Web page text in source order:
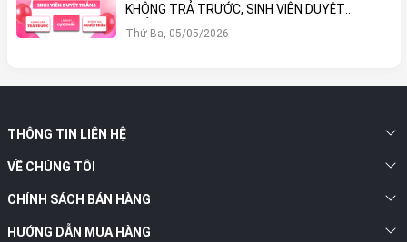
KHÔNG TRẢ TRƯỚC, SINH VIÊN DUYỆT
THẲNG!
Thứ Ba, 05/05/2026
THÔNG TIN LIÊN HỆ
VỀ CHÚNG TÔI
CHÍNH SÁCH BÁN HÀNG
HƯỚNG DẪN MUA HÀNG